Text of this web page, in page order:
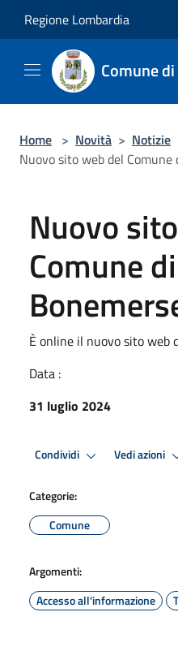
Regione Lombardia
Comune
Home > Novità > Notizie
Nuovo sito web del Comune
Nuovo
Comune di
È online il nuovo sito web
Data :
31 luglio 2024
Condividi Vedi azioni
Categorie:
Comune
Argomenti:
Accesso all'informazione